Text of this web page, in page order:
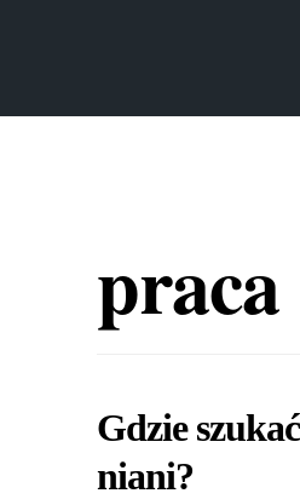
praca
Gdzie szukać
niani?